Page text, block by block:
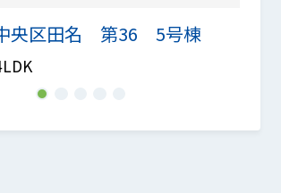
央区田名 第36 5号棟
1